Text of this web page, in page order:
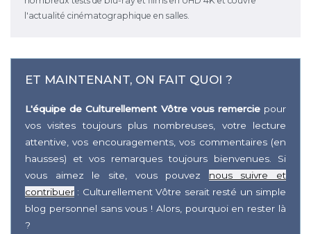
l'actualité cinématographique en salles.
ET MAINTENANT, ON FAIT QUOI ?
L'équipe de Culturellement Vôtre vous remerciepour
vos visites toujours plus nombreuses, votre lecture
attentive, vos encouragements, vos commentaires (en
hausses) et vos remarques toujours bienvenues. Si
vous aimez le site, vous pouvez nous suivre et
contribuer : Culturellement Vôtre serait resté un simple
blog personnel sans vous ! Alors, pourquoi en rester là
?